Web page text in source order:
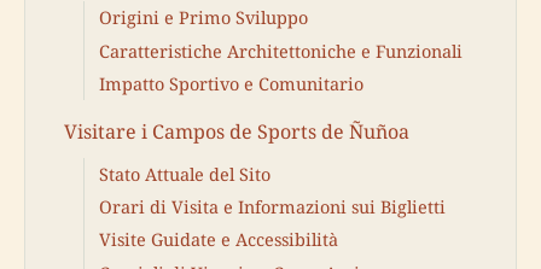
Origini e Primo Sviluppo
Caratteristiche Architettoniche e Funzionali
Impatto Sportivo e Comunitario
Visitare i Campos de Sports de Ñuñoa
Stato Attuale del Sito
Orari di Visita e Informazioni sui Biglietti
Visite Guidate e Accessibilità